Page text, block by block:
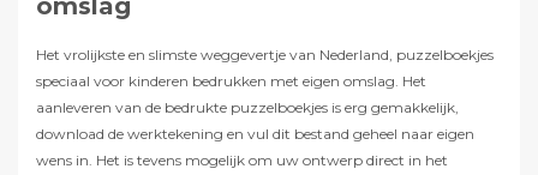
Het vrolijkste en slimste weggevertje van Nederland, puzzelboekjes
speciaal voor kinderen bedrukken met eigen omslag. Het
aanleveren van de bedrukte puzzelboekjes is erg gemakkelijk,
download de werktekening en vul dit bestand geheel naar eigen
wens in. Het is tevens mogelijk om uw ontwerp direct in het